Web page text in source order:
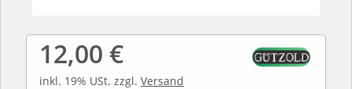
12,00 €
inkl. 19% USt. zzgl. Versand